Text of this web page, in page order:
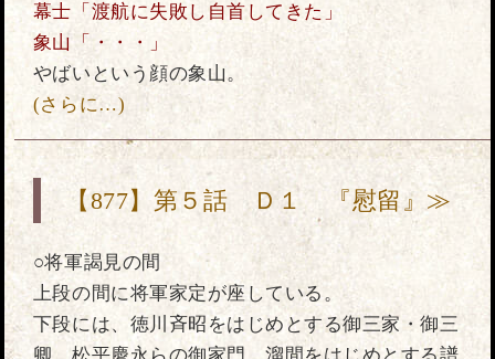
幕士「渡航に失敗し自首してきた」
象山「・・・」
やばいという顔の象山。
(さらに…)
【877】第５話 Ｄ１ 『慰留』≫
○将軍謁見の間
上段の間に将軍家定が座している。
下段には、徳川斉昭をはじめとする御三家・御三